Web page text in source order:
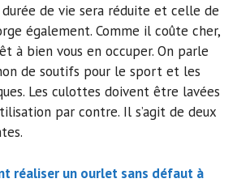
de vie sera réduite et celle de
également. Comme il coûte cher,
à bien vous en occuper. On parle
de soutifs pour le sport et les
Les culottes doivent être lavées
par contre. Il s’agit de deux
réaliser un ourlet sans défaut à